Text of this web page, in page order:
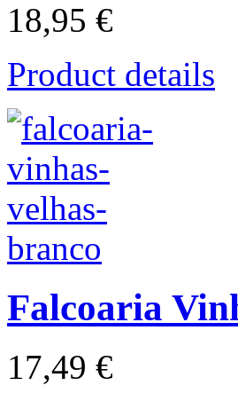
18,95 €
Product details
Falcoaria
17,49 €